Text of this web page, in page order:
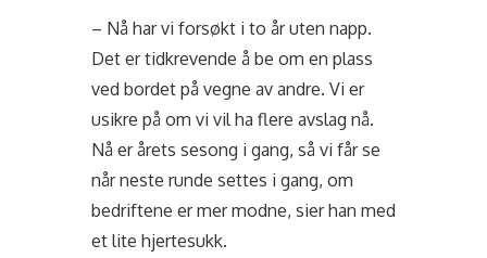
– Nå har vi forsøkt i to år uten napp.
Det er tidkrevende å be om en plass
ved bordet på vegne av andre. Vi er
usikre på om vi vil ha flere avslag nå.
Nå er årets sesong i gang, så vi får se
når neste runde settes i gang, om
bedriftene er mer modne, sier han med
et lite hjertesukk.